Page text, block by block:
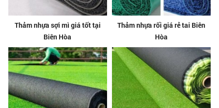
Thảm nhựa sợi mì giá tốt tại
Biên Hòa
Thảm nhựa rối giá rẻ tai Biên
Hòa